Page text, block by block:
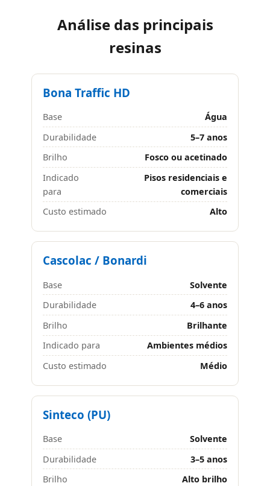
Análise das principais
resinas
Bona Traffic HD
Base
Água
Durabilidade
5–7 anos
Brilho
Fosco ou acetinado
Indicado
para
Pisos residenciais e
comerciais
Custo estimado
Alto
Cascolac / Bonardi
Base
Solvente
Durabilidade
4–6 anos
Brilho
Brilhante
Indicado para
Ambientes médios
Custo estimado
Médio
Sinteco (PU)
Base
Solvente
Durabilidade
3–5 anos
Brilho
Alto brilho